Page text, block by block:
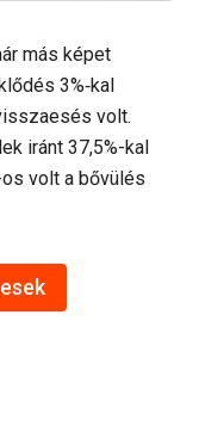
más képet
3%‑kal
volt.
iránt 37,5%-kal
volt a bővülés